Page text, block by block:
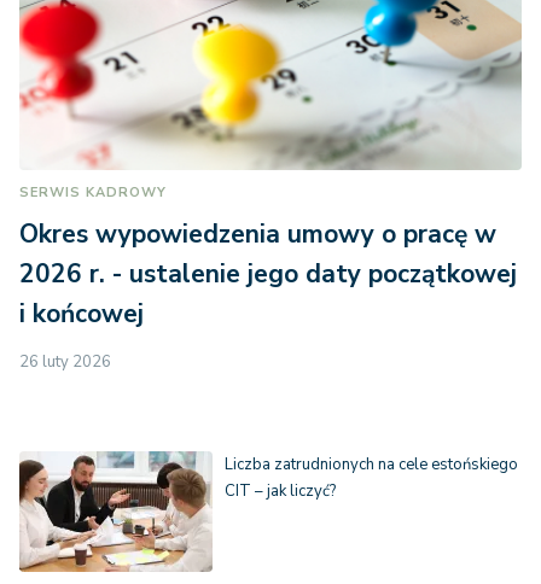
SERWIS KADROWY
Okres wypowiedzenia umowy o pracę w
2026 r. - ustalenie jego daty początkowej
i końcowej
26 luty 2026
Liczba zatrudnionych na cele estońskiego
CIT – jak liczyć?